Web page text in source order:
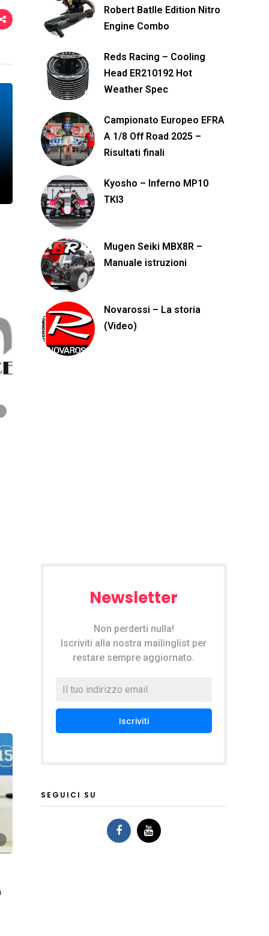
Robert Batlle Edition Nitro
Engine Combo
Reds Racing – Cooling
Head ER210192 Hot
Weather Spec
Campionato Europeo EFRA
A 1/8 Off Road 2025 –
Risultati finali
Kyosho – Inferno MP10
TKI3
Mugen Seiki MBX8R –
Manuale istruzioni
Novarossi – La storia
(Video)
Newsletter
Non perderti nulla!
Iscriviti alla nostra mailinglist per
restare sempre aggiornato.
SEGUICI SU